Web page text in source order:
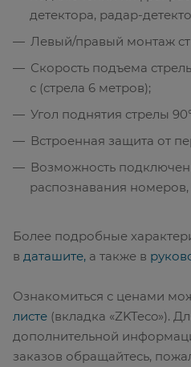
детектора, радар-
Левый/правый монтаж
Скорость подъема
с (стрела 6 метров);
Угол поднятия стрелы
Встроенная защита от
Возможность
распознавания номеров,
Более подробные
в даташите, а также в
Ознакомиться с ценами
листе (вкладка «ZKTeco»).
дополнительной
заказов обращайтесь,